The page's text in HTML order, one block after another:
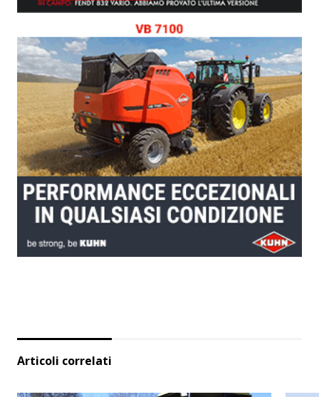
Articoli correlati